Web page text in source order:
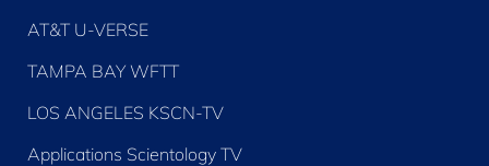
AT&T U-VERSE
TAMPA BAY WFTT
LOS ANGELES KSCN-TV
Applications Scientology TV